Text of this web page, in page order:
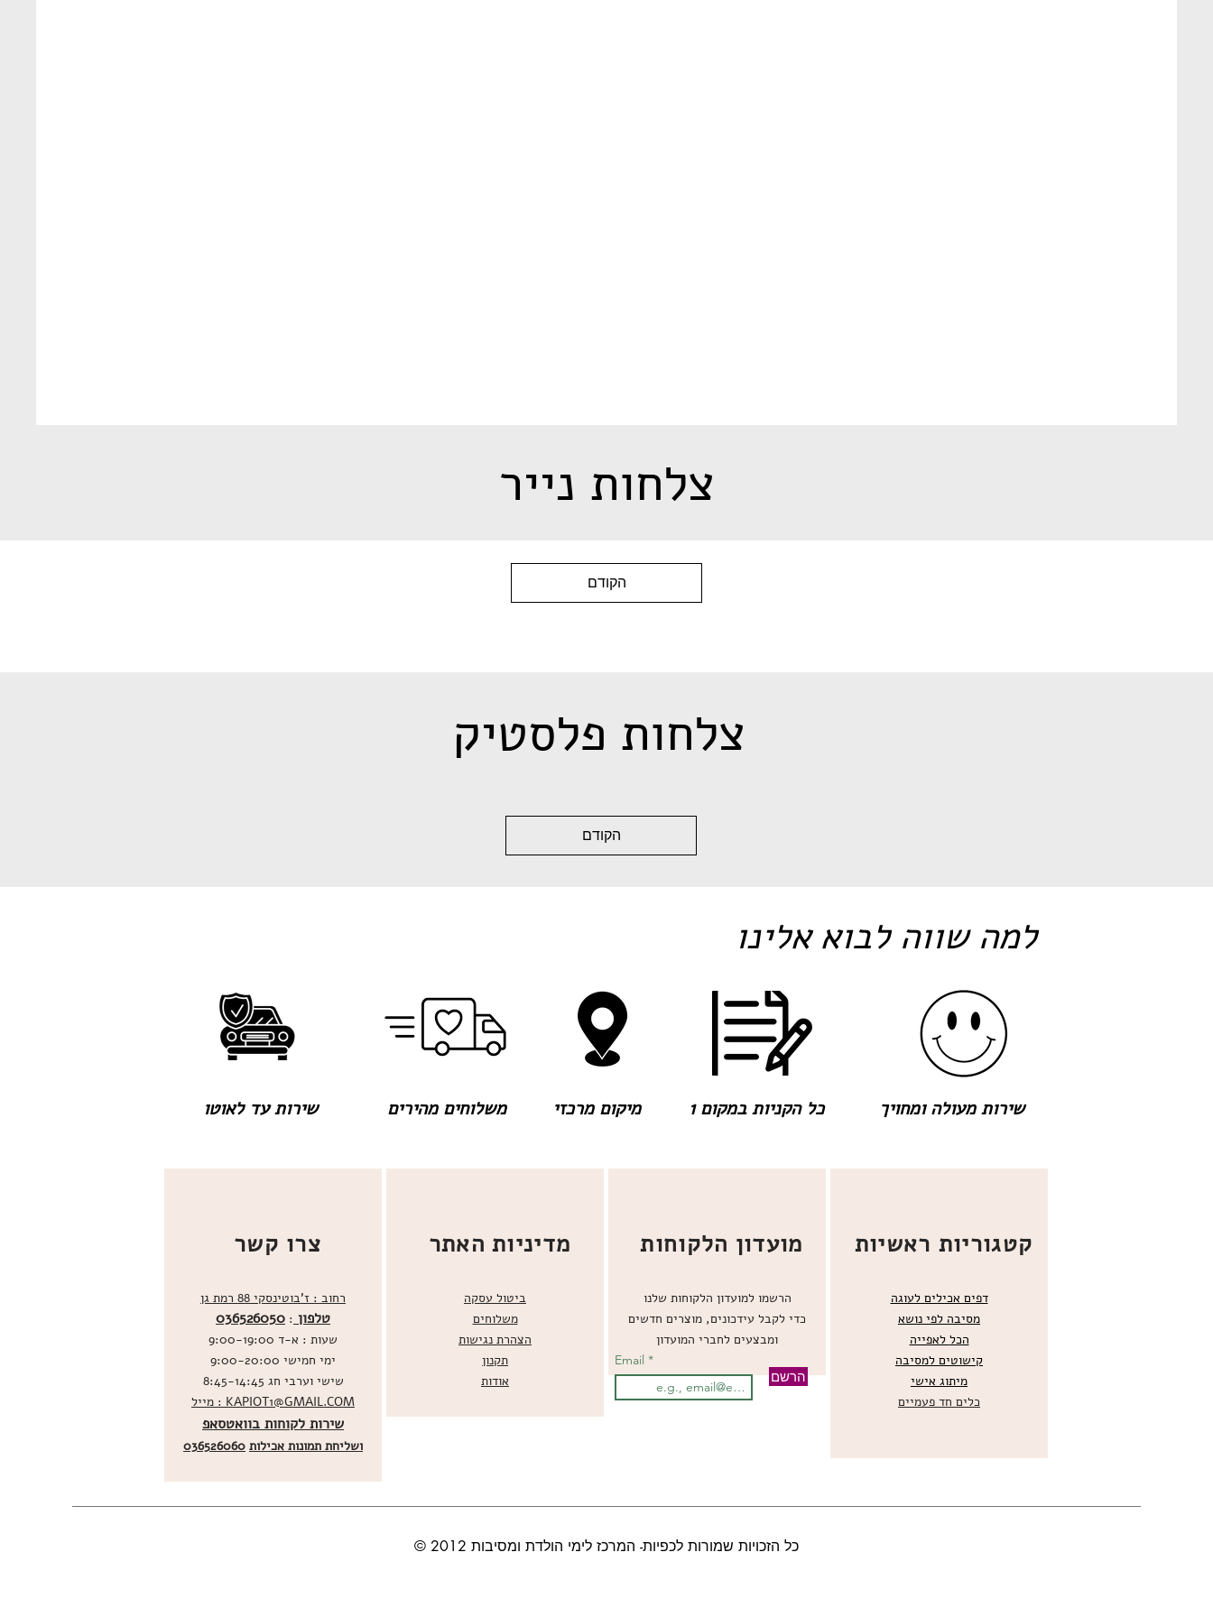
צלחות נייר
הקודם
הקודם
שירות עד לאוטו משלוחים מהירים
למה שווה לבוא אלינו
מיקום מרכזי כל הקניות במקום 1 שירות מעולה ומחויך
צרו קשר
רחוב : ז'בוטינסקי 88 רמת גן
טלפון :
036526050
שעות : א-ד 9:00-19:00
ימי חמישי 9:00-20:00
שישי וערבי חג 8:45-14:45
מייל : KAPIOT1@GMAIL.COM
שירות לקוחות בוואטסאפ
ושליחת תמונות אכילות 036526060
מדיניות האתר
ביטול עסקה
משלוחים
הצהרת נגישות
תקנון
אודות
מועדון הלקוחות
הרשמו למועדון הלקוחות שלנו
כדי לקבל עידכונים, מוצרים חדשים
ומבצעים לחברי המועדון
קטגוריות ראשיות
דפים אכילים לעוגה
מסיבה לפי נושא
הכל לאפייה
קישוטים למסיבה
מיתוג אישי
כלים חד פעמיים
Email
הרשם
© כל הזכויות שמורות לכפיות- המרכז לימי הולדת ומסיבות 2012